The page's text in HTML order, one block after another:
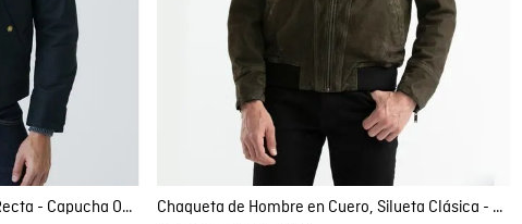
Chaqueta de Hombre, Silueta Recta - Capucha Oculta en Cuello
Compra rápida
AGREGAR AL CARRITO
XXL
Chaqueta de Hombre en Cuero, Silueta Clásica - Piel de Cordero y Nubuck